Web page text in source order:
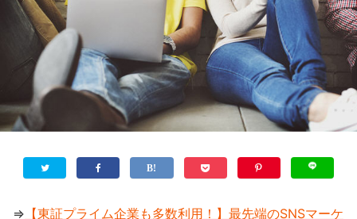
⇒ 【東証プライム企業も多数利用！】最先端のSNSマーケ